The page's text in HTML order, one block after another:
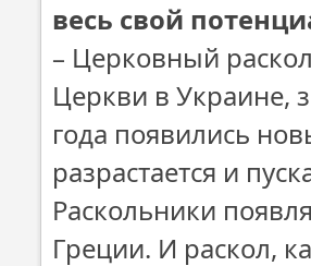
весь свой
– Церковный
Церкви в Украине,
года появились
разрастается и
Раскольники
Греции. И раскол,